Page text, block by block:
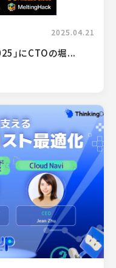
2025.04.21
」にCTOの堀...